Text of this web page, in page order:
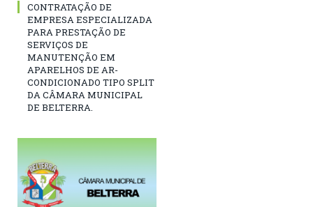
CONTRATAÇÃO DE
EMPRESA ESPECIALIZADA
PARA PRESTAÇÃO DE
SERVIÇOS DE
MANUTENÇÃO EM
APARELHOS DE AR-
CONDICIONADO TIPO SPLIT
DA CÂMARA MUNICIPAL
DE BELTERRA.